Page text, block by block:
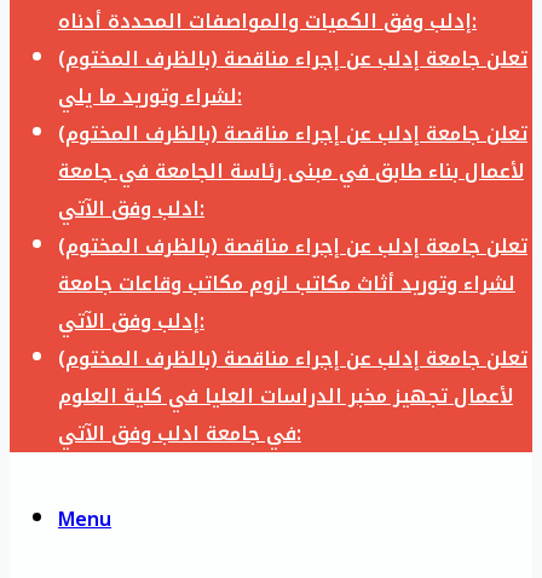
إدلب وفق الكميات والمواصفات المحددة أدناه:
تعلن جامعة إدلب عن إجراء مناقصة (بالظرف المختوم)
لشراء وتوريد ما يلي:
تعلن جامعة إدلب عن إجراء مناقصة (بالظرف المختوم)
لأعمال بناء طابق في مبنى رئاسة الجامعة في جامعة
ادلب وفق الآتي:
تعلن جامعة إدلب عن إجراء مناقصة (بالظرف المختوم)
لشراء وتوريد أثاث مكاتب لزوم مكاتب وقاعات جامعة
إدلب وفق الآتي:
تعلن جامعة إدلب عن إجراء مناقصة (بالظرف المختوم)
لأعمال تجهيز مخبر الدراسات العليا في كلية العلوم
في جامعة ادلب وفق الآتي:
Menu